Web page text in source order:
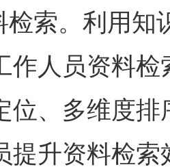
。利用知
作人员资料
位、多维度
提升资料检索